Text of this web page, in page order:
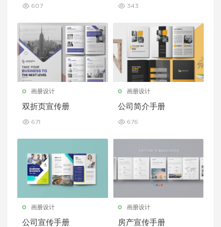
607 343
画册设计
双折页宣传册
671
画册设计
公司简介手册
676
画册设计
公司宣传手册
画册设计
房产宣传手册